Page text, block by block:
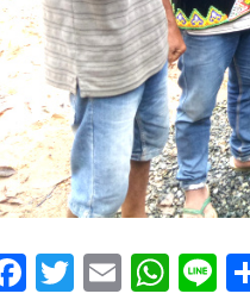
F T E W Li